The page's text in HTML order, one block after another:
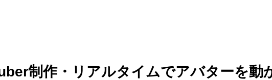
制作・リアルタイムでアバターを動